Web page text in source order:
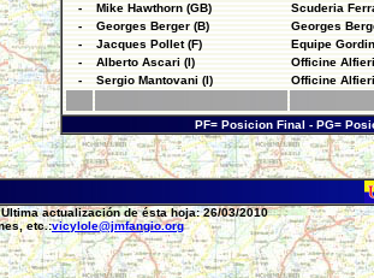
-
Mike Hawthorn (GB)
Scuderia
-
Georges Berger (B)
Georges
-
Jacques Pollet (F)
Equipe
-
Alberto Ascari (I)
Officine
-
Sergio Mantovani (I) Officine
PF= Posicion Final - PG=
Ultima actualización de ésta hoja: 26/03/2010
etc.:vicylole@jmfangio.org